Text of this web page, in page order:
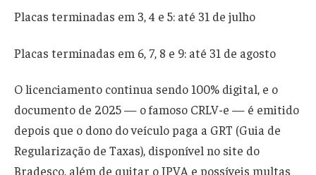
Placas terminadas em 3, 4 e 5: até 31 de julho
Placas terminadas em 6, 7, 8 e 9: até 31 de agosto
O licenciamento continua sendo 100% digital, e o
documento de 2025 — o famoso CRLV-e — é emitido
depois que o dono do veículo paga a GRT (Guia de
Regularização de Taxas), disponível no site do
Bradesco, além de quitar o IPVA e possíveis multas